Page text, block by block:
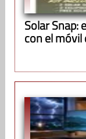
Solar Snap:
con el